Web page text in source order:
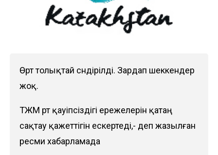
Өрт толықтай сөндірілді. Зардап шеккендер
жоқ.
ТЖМ өрт қауіпсіздігі ережелерін қатаң
сақтау қажеттігін ескертеді,- деп жазылған
ресми хабарламада